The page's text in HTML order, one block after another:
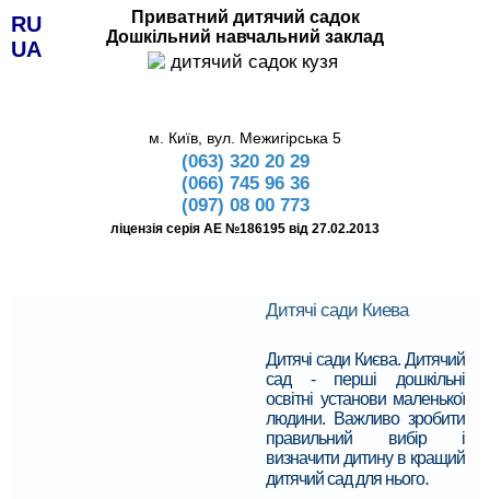
RU
UA
Приватний дитячий садок
Дошкільний навчальний заклад
м. Київ, вул. Межигірська 5
(063) 320 20 29
(066) 745 96 36
(097) 08 00 773
ліцензія серія АЕ №186195 від 27.02.2013
Дитячі сади Киева
Дитячі сади Києва. Дитячий
сад - перші дошкільні
освітні установи маленької
людини. Важливо зробити
правильний вибір і
визначити дитину в кращий
дитячий сад для нього.